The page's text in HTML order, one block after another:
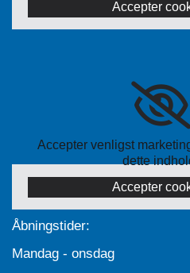
Accepter
Accepter venligst
dette
Accepter
Åbningstider:
Mandag - onsdag